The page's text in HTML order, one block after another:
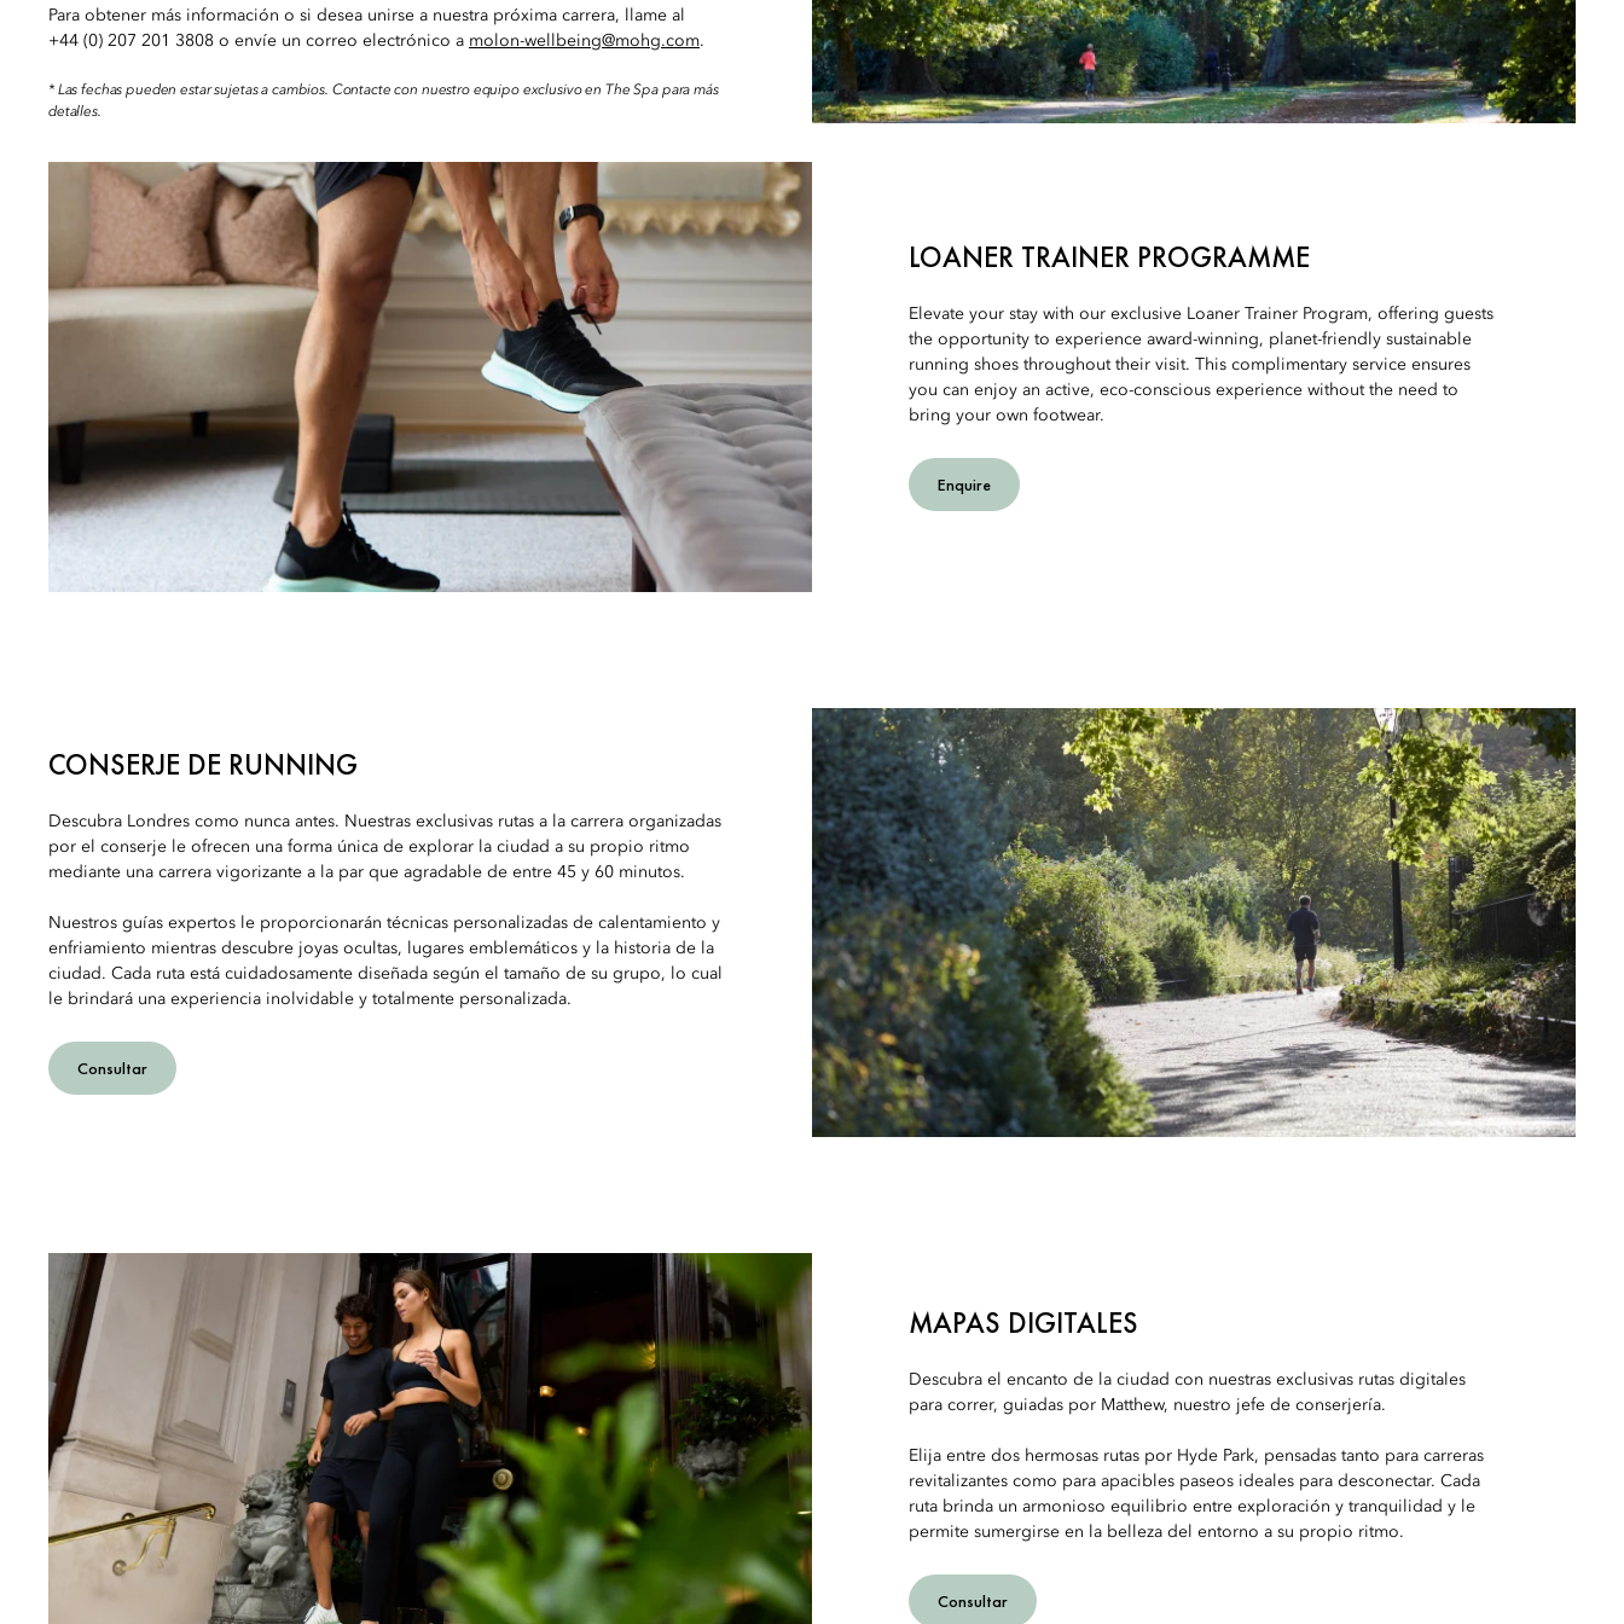
Para obtener más información o si desea unirse a nuestra próxima carrera, llame al
+44 (0) 207 201 3808 o envíe un correo electrónico a molon-wellbeing@mohg.com.
* Las fechas pueden estar sujetas a cambios. Contacte con nuestro equipo exclusivo en The Spa para más
detalles.
LOANER TRAINER PROGRAMME
Elevate your stay with our exclusive Loaner Trainer Program, offering guests
the opportunity to experience award-winning, planet-friendly sustainable
running shoes throughout their visit. This complimentary service ensures
you can enjoy an active, eco-conscious experience without the need to
bring your own footwear.
Enquire
CONSERJE DE RUNNING
Descubra Londres como nunca antes. Nuestras exclusivas rutas a la carrera organizadas
por el conserje le ofrecen una forma única de explorar la ciudad a su propio ritmo
mediante una carrera vigorizante a la par que agradable de entre 45 y 60 minutos.
Nuestros guías expertos le proporcionarán técnicas personalizadas de calentamiento y
enfriamiento mientras descubre joyas ocultas, lugares emblemáticos y la historia de la
ciudad. Cada ruta está cuidadosamente diseñada según el tamaño de su grupo, lo cual
le brindará una experiencia inolvidable y totalmente personalizada.
Consultar
MAPAS DIGITALES
Descubra el encanto de la ciudad con nuestras exclusivas rutas digitales
para correr, guiadas por Matthew, nuestro jefe de conserjería.
Elija entre dos hermosas rutas por Hyde Park, pensadas tanto para carreras
revitalizantes como para apacibles paseos ideales para desconectar. Cada
ruta brinda un armonioso equilibrio entre exploración y tranquilidad y le
permite sumergirse en la belleza del entorno a su propio ritmo.
Consultar